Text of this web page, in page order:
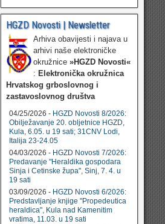
HGZD Novosti | Newsletter
Arhiva obavijesti i najava u
arhivi naše elektroničke
okružnice »HGZD Novosti«
: Elektronička okružnica
Hrvatskog grboslovnog i
zastavoslovnog društva
04/25/2026 - HGZD Novosti 8/2026:
Obilježavanje 20. obljetnice HGZD,
Kula, 6.05. u 19 sati; 31CNV Lodi,
Italija 23-24.05
04/03/2026 - HGZD Novosti 7/2026:
Predavanje "Heraldika gospodara
Sinja i Cetinske župa", Sinj, 7. 4. u
19 sati
03/09/2026 - HGZD Novosti 6/2026:
Predstavljanje knjige "Propedeutica
heraldica", Kula nad Kamenitim
vratima, 11.03. u 19 sati